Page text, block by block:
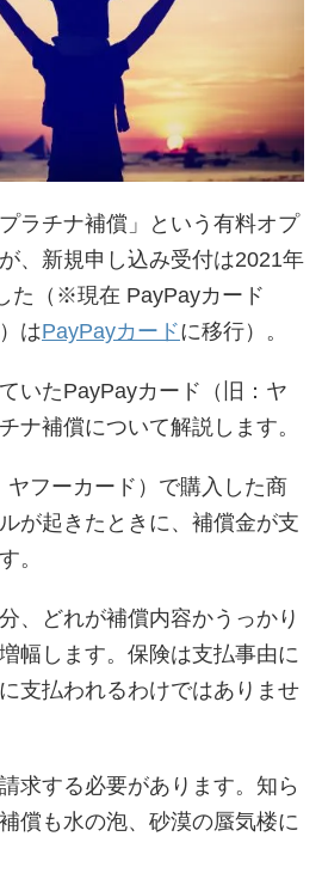
ラチナ補償」という有料オプ
、新規申し込み受付は2021年
た（※現在 PayPayカード
はPayPayカードに移行）。
いたPayPayカード（旧：ヤ
ナ補償について解説します。
ヤフーカード）で購入した商
が起きたときに、補償金が支
。
、どれが補償内容かうっかり
幅します。保険は支払事由に
支払われるわけではありませ
求する必要があります。知ら
償も水の泡、砂漠の蜃気楼に